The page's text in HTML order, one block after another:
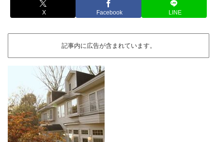
X Facebook LINE
記事内に広告が含まれています。